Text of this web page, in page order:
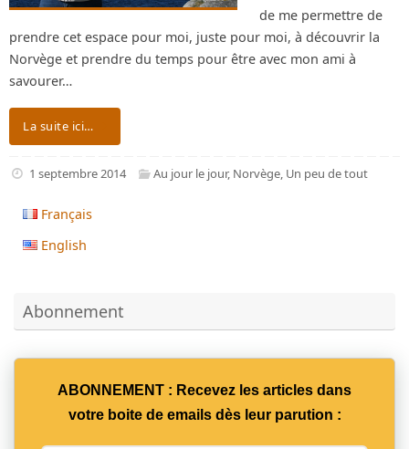
de me permettre de
prendre cet espace pour moi, juste pour moi, à découvrir la
Norvège et prendre du temps pour être avec mon ami à
savourer…
La suite ici…
1 septembre 2014 Au jour le jour, Norvège, Un peu de tout
Français
English
Abonnement
ABONNEMENT : Recevez les articles dans
votre boite de emails dès leur parution :